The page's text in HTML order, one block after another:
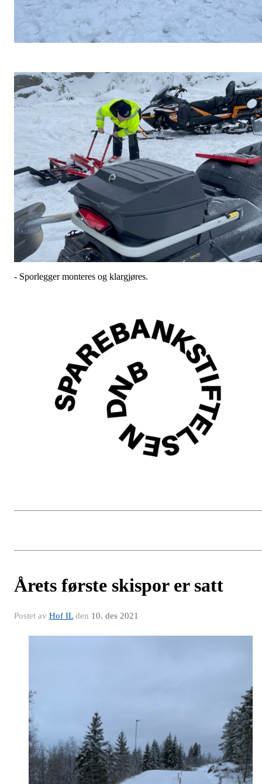
- Sporlegger monteres og klargjøres.
Årets første skispor er satt
Postet av Hof ILden 10. des 2021